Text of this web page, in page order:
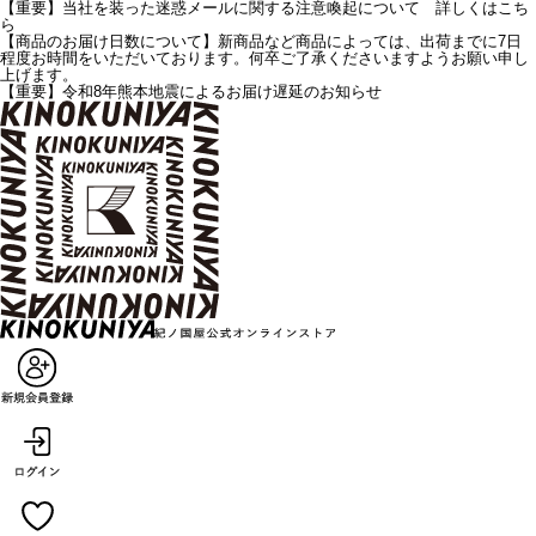
【重要】当社を装った迷惑メールに関する注意喚起について 詳しくはこち
ら
【商品のお届け日数について】新商品など商品によっては、出荷までに7日
程度お時間をいただいております。何卒ご了承くださいますようお願い申し
上げます。
【重要】令和8年熊本地震によるお届け遅延のお知らせ